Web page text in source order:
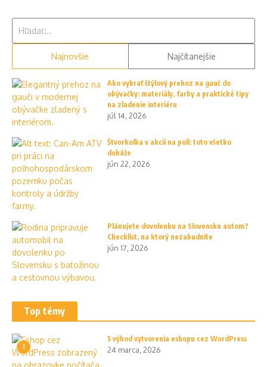
Najnovšie Najčítanejšie
Ako vybrať štýlový prehoz na gauč do
obývačky: materiály, farby a praktické tipy
na zladenie interiéru
júl 14, 2026
Štvorkolka v akcii na poli: toto všetko
dokáže
jún 22, 2026
Plánujete dovolenku na Slovensku autom?
Checklist, na ktorý nezabudnite
jún 17, 2026
Top témy
1
5 výhod vytvorenia eshopu cez WordPress
24 marca, 2026